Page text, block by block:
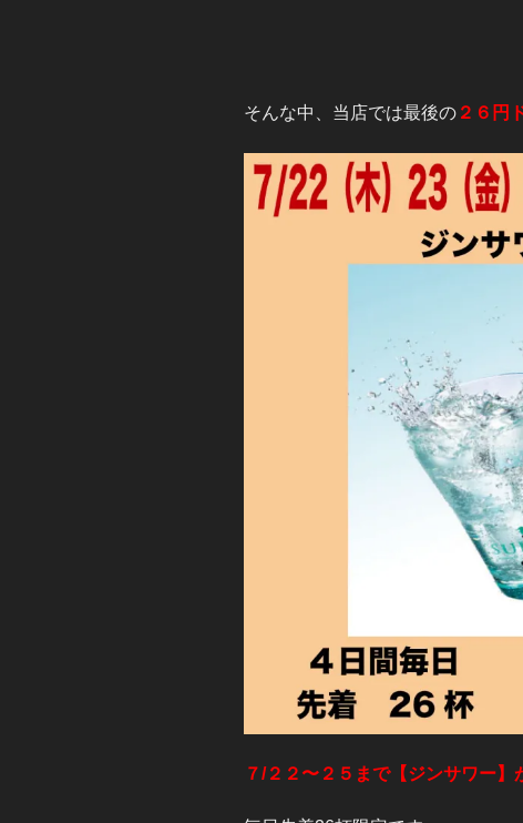
そんな中、当店では最後の ２６円
７/２２〜２５まで【ジンサワー】